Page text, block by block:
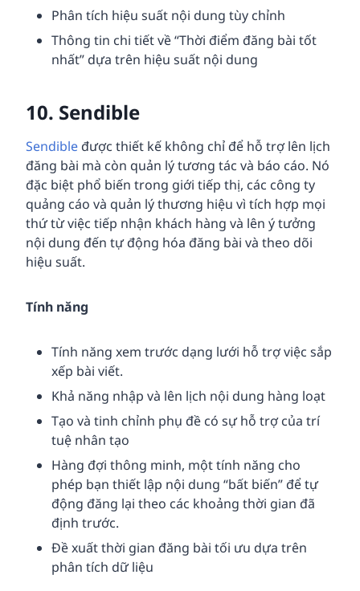
Phân tích hiệu suất nội dung tùy chỉnh
Thông tin chi tiết về “Thời điểm đăng bài tốt
nhất” dựa trên hiệu suất nội dung
10. Sendible
Sendible được thiết kế không chỉ để hỗ trợ lên lịch
đăng bài mà còn quản lý tương tác và báo cáo. Nó
đặc biệt phổ biến trong giới tiếp thị, các công ty
quảng cáo và quản lý thương hiệu vì tích hợp mọi
thứ từ việc tiếp nhận khách hàng và lên ý tưởng
nội dung đến tự động hóa đăng bài và theo dõi
hiệu suất.
Tính năng
Tính năng xem trước dạng lưới hỗ trợ việc sắp
xếp bài viết.
Khả năng nhập và lên lịch nội dung hàng loạt
Tạo và tinh chỉnh phụ đề có sự hỗ trợ của trí
tuệ nhân tạo
Hàng đợi thông minh, một tính năng cho
phép bạn thiết lập nội dung “bất biến” để tự
động đăng lại theo các khoảng thời gian đã
định trước.
Đề xuất thời gian đăng bài tối ưu dựa trên
phân tích dữ liệu